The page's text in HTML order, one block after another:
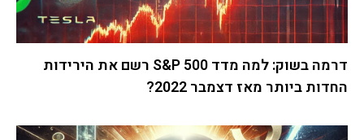
דרמה בשוק: למה מדד S&P 500 רשם את הירידות
החדות ביותר מאז דצמבר 2022?